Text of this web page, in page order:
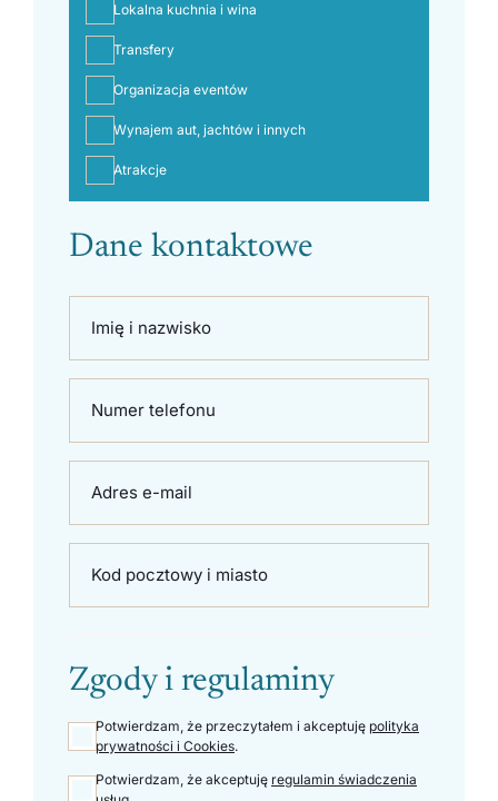
Lokalna kuchnia i wina
Transfery
Organizacja eventów
Wynajem aut, jachtów i innych
Atrakcje
Dane kontaktowe
Imię i nazwisko
Numer telefonu
Adres e-mail
Kod pocztowy i miasto
Zgody i regulaminy
Potwierdzam, że przeczytałem i akceptuję polityka
prywatności i Cookies.
Potwierdzam, że akceptuję regulamin świadczenia